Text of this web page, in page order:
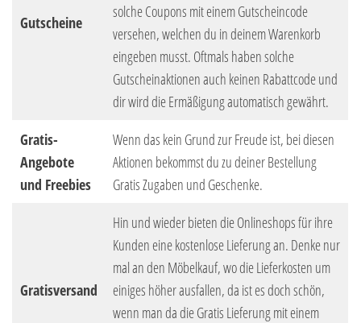
Gutscheine
solche Coupons mit einem Gutscheincode
versehen, welchen du in deinem Warenkorb
eingeben musst. Oftmals haben solche
Gutscheinaktionen auch keinen Rabattcode und
dir wird die Ermäßigung automatisch gewährt.
Gratis-
Angebote
und Freebies
Wenn das kein Grund zur Freude ist, bei diesen
Aktionen bekommst du zu deiner Bestellung
Gratis Zugaben und Geschenke.
Gratisversand
Hin und wieder bieten die Onlineshops für ihre
Kunden eine kostenlose Lieferung an. Denke nur
mal an den Möbelkauf, wo die Lieferkosten um
einiges höher ausfallen, da ist es doch schön,
wenn man da die Gratis Lieferung mit einem